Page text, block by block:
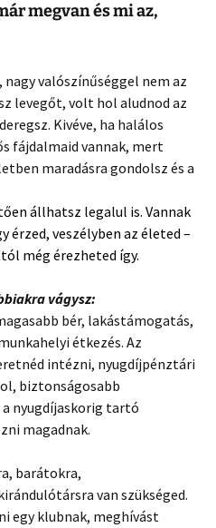
megvan és mi az,
valószínűséggel nem az
levegőt, volt hol aludnod az
Kivéve, ha halálos
fájdalmaid vannak, mert
maradásra gondolsz és a
állhatsz legalul is. Vannak
veszélyben az életed –
még érezheted így.
vágysz:
bér, lakástámogatás,
étkezés. Az
intézni, nyugdíjpénztári
biztonságosabb
nyugdíjaskorig tartó
magadnak.
barátokra,
van szükséged.
egy klubnak, meghívást